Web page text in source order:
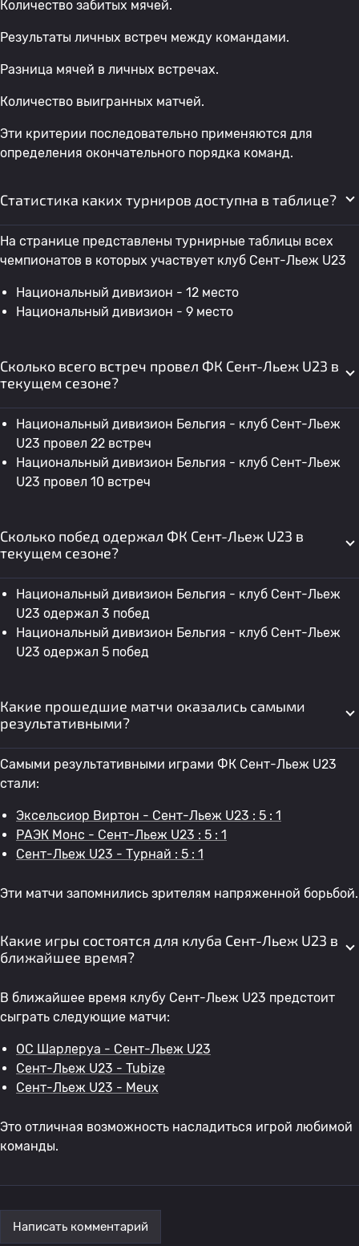
Количество забитых мячей.
Результаты личных встреч между командами.
Разница мячей в личных встречах.
Количество выигранных матчей.
Эти критерии последовательно применяются для
определения окончательного порядка команд.
Статистика каких турниров доступна в таблице?
На странице представлены турнирные таблицы всех
чемпионатов в которых участвует клуб Сент-Льеж U23
Национальный дивизион - 12 место
Национальный дивизион - 9 место
Сколько всего встреч провел ФК Сент-Льеж U23 в
текущем сезоне?
Национальный дивизион Бельгия - клуб Сент-Льеж
U23 провел 22 встреч
Национальный дивизион Бельгия - клуб Сент-Льеж
U23 провел 10 встреч
Сколько побед одержал ФК Сент-Льеж U23 в
текущем сезоне?
Национальный дивизион Бельгия - клуб Сент-Льеж
U23 одержал 3 побед
Национальный дивизион Бельгия - клуб Сент-Льеж
U23 одержал 5 побед
Какие прошедшие матчи оказались самыми
результативными?
Самыми результативными играми ФК Сент-Льеж U23
стали:
Эксельсиор Виртон - Сент-Льеж U23 : 5 : 1
РАЭК Монс - Сент-Льеж U23 : 5 : 1
Сент-Льеж U23 - Турнай : 5 : 1
Эти матчи запомнились зрителям напряженной борьбой.
Какие игры состоятся для клуба Сент-Льеж U23 в
ближайшее время?
В ближайшее время клубу Сент-Льеж U23 предстоит
сыграть следующие матчи:
OC Шарлеруа - Сент-Льеж U23
Сент-Льеж U23 - Tubize
Сент-Льеж U23 - Meux
Это отличная возможность насладиться игрой любимой
команды.
Написать комментарий